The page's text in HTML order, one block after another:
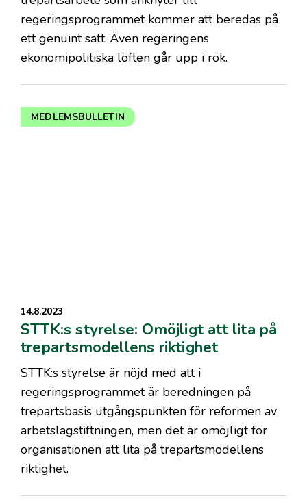
regeringsprogrammet kommer att beredas på
ett genuint sätt. Även regeringens
ekonomipolitiska löften går upp i rök.
MEDLEMSBULLETIN
14.8.2023
STTK:s styrelse: Omöjligt att lita på
trepartsmodellens riktighet
STTK:s styrelse är nöjd med att i
regeringsprogrammet är beredningen på
trepartsbasis utgångspunkten för reformen av
arbetslagstiftningen, men det är omöjligt för
organisationen att lita på trepartsmodellens
riktighet.